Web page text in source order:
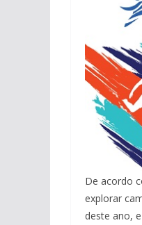
De acordo
explorar
deste ano,